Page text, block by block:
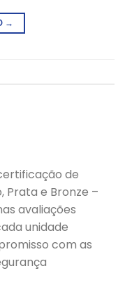
→
de
Prata e Bronze –
avaliações
unidade
com as